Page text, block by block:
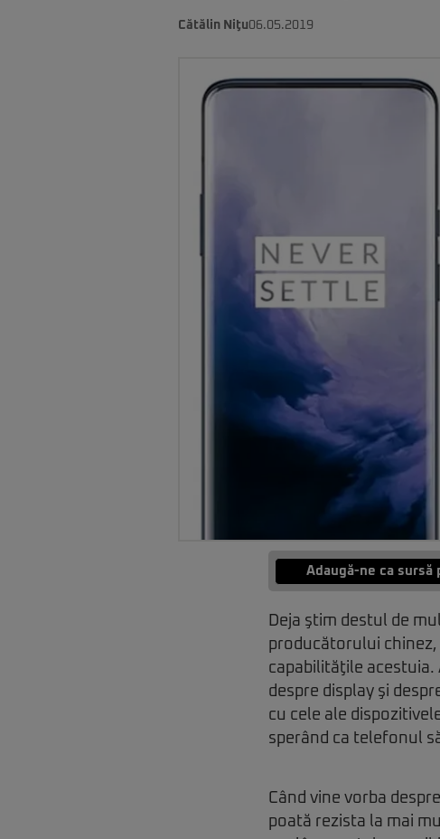
Cătălin Niţu06.05.2019
Adaugă-ne ca sursă
Deja ştim destul de
producătorului chinez,
capabilităţile acestuia.
despre display şi
cu cele ale
sperând ca telefonul
Când vine vorba
poată rezista la mai